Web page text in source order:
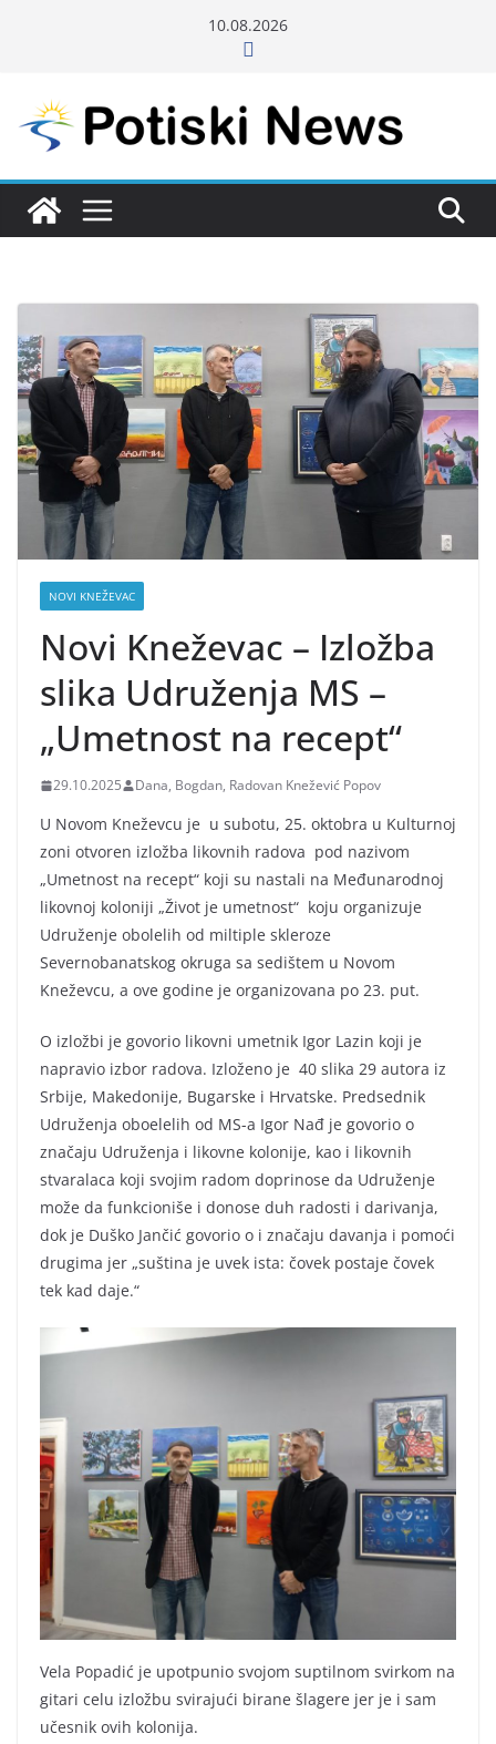
10.08.2026
NOVI KNEŽEVAC
Novi Kneževac – Izložba
slika Udruženja MS –
„Umetnost na recept“
29.10.2025 Dana, Bogdan, Radovan Knežević Popov
U Novom Kneževcu je u subotu, 25. oktobra u Kulturnoj
zoni otvoren izložba likovnih radova pod nazivom
„Umetnost na recept“ koji su nastali na Međunarodnoj
likovnoj koloniji „Život je umetnost“ koju organizuje
Udruženje obolelih od miltiple skleroze
Severnobanatskog okruga sa sedištem u Novom
Kneževcu, a ove godine je organizovana po 23. put.
O izložbi je govorio likovni umetnik Igor Lazin koji je
napravio izbor radova. Izloženo je 40 slika 29 autora iz
Srbije, Makedonije, Bugarske i Hrvatske. Predsednik
Udruženja oboelelih od MS-a Igor Nađ je govorio o
značaju Udruženja i likovne kolonije, kao i likovnih
stvaralaca koji svojim radom doprinose da Udruženje
može da funkcioniše i donose duh radosti i darivanja,
dok je Duško Jančić govorio o i značaju davanja i pomoći
drugima jer „suština je uvek ista: čovek postaje čovek
tek kad daje.“
Vela Popadić je upotpunio svojom suptilnom svirkom na
gitari celu izložbu svirajući birane šlagere jer je i sam
učesnik ovih kolonija.